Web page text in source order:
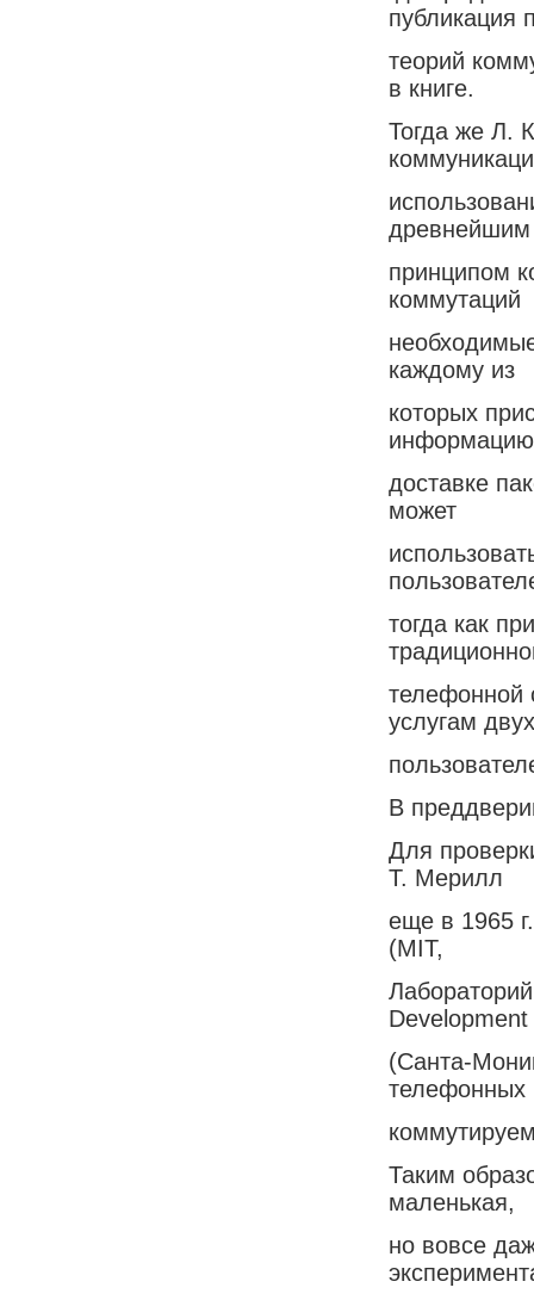
публикация
теорий
в книге.
Тогда же Л.
древнейшим
принципом
коммутаций
каждому из
которых
доставке
может
тогда как
телефонной
услугам двух
В
Для
Т. Мерилл
еще в 1965
(MIT,
(Санта-
телефонных
Таким
маленькая,
но вовсе